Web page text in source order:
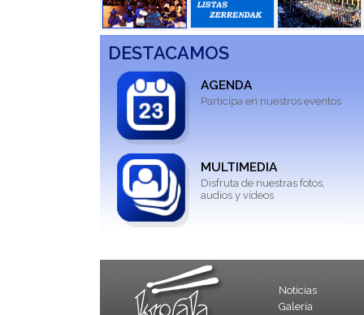
DESTACAMOS
AGENDA
Participa en nuestros eventos
MULTIMEDIA
Disfruta de nuestras fotos,
audios y vídeos
Noticias
Galería